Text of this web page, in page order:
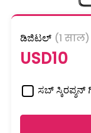
ಡಿಜಿಟಲ್ (1 साल)
USD10
ಸಬ್ ಸ್ಕಿರಪ್ಶನ್